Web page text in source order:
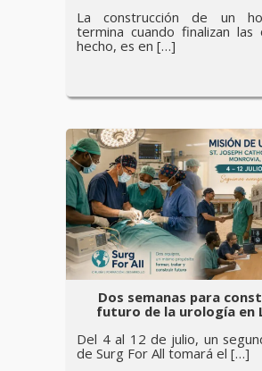
La construcción de un
termina cuando finalizan las
hecho, es en […]
Dos semanas para
futuro de la urología en
Del 4 al 12 de julio, un
de Surg For All tomará el […]